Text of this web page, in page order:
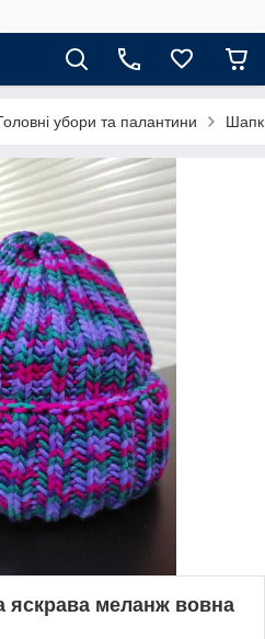
убори та палантини
яскрава меланж вовна